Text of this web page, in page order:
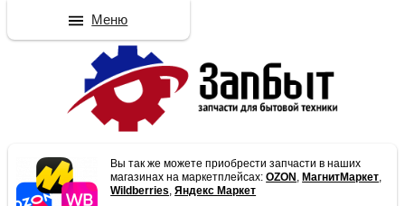
Вы так же можете приобрести запчасти в наших
магазинах на маркетплейсах:OZON , МагнитМаркет,
Wildberries,Яндекс Маркет
Меню